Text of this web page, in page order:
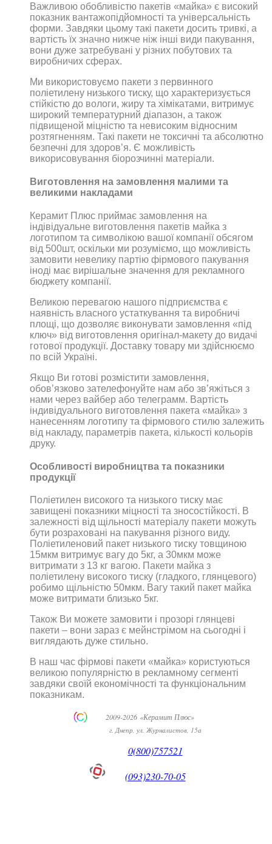
Важливою обобливістю пакетів «майка» є високий
показник вантажопідйомності та універсальність
форми. Завдяки цьому такі пакети досить тривкі, а
вартість їх значно нижче ніж інші види пакування,
вони дуже затребувані у різних побутових та
виробничих сферах.
Ми використовуємо пакети з первинного
поліетилену низького тиску, що характеризується
стійкістю до вологи, жиру та хімікатами, витримує
широкий температурний діапазон, а також
підвищеной міцністю та невисоким відносним
розтягненням. Такі пакети не токсичні та абсолютно
безпечні для здоров’я. Є можливість
викорисовування біорозчинні матеріали.
Виготовлення на замовлення малими та
великими накладами
Керамит Плюс приймає замовлення на
індівідуальне виготовлення пакетів майка з
логотипом та символікою вашої компанії обсягом
від 500шт, оскільки ми розуміємо, що можливість
замовити невелику партію фірмового пакування
іноді має вирішальне значення для рекламного
бюджету компанії.
Великою перевагою нашого підприємства є
наявність власного устаткування та виробничі
площі, що дозволяє виконувати замовлення «під
ключ» від виготовлення оригінал-макету до видачі
готової продукції. Доставку товару ми здійснюємо
по всій Україні.
Якщо Ви готові розмістити замовлення,
обов’язково зателефонуйте нам або зв’яжіться з
нами через вайбер або телеграмм. Вартість
індивідуального виготовлення пакета «майка» з
нанесенням логотипу та фірмового стилю залежить
від накладу, параметрів пакета, кількості кольорів
друку.
Особливості виробництва та показники
продукції
Поліетилен високого та низького тиску має
завищені показники міцності та зносостійкості. В
залежності від щільності матеріалу пакети можуть
бути розраховані на пакування різного виду.
Поліетиленовий пакет низького тиску товщиною
15мкм витримує вагу до 5кг, а 30мкм може
витримати з 13 кг вагою. Пакети майка з
поліетилену високого тиску (гладкого, глянцевого)
робимо щільністю 50мкм. Вагу такий пакет майка
може витримати близько 5кг.
Також Ви можете замовити і прозорі глянцеві
пакети – вони зараз є мейнстрімом на сьогодні і
виглядають дуже стильно.
В наш час фірмові пакети «майка» користуються
великою популярністю в рекламному сегменті
завдяки своїй економічності та функціональним
показникам.
2009-2026 «Керамит Плюс»
г. Днепр, ул. Журналистов, 15а
0(800)757521
(093)230-70-05